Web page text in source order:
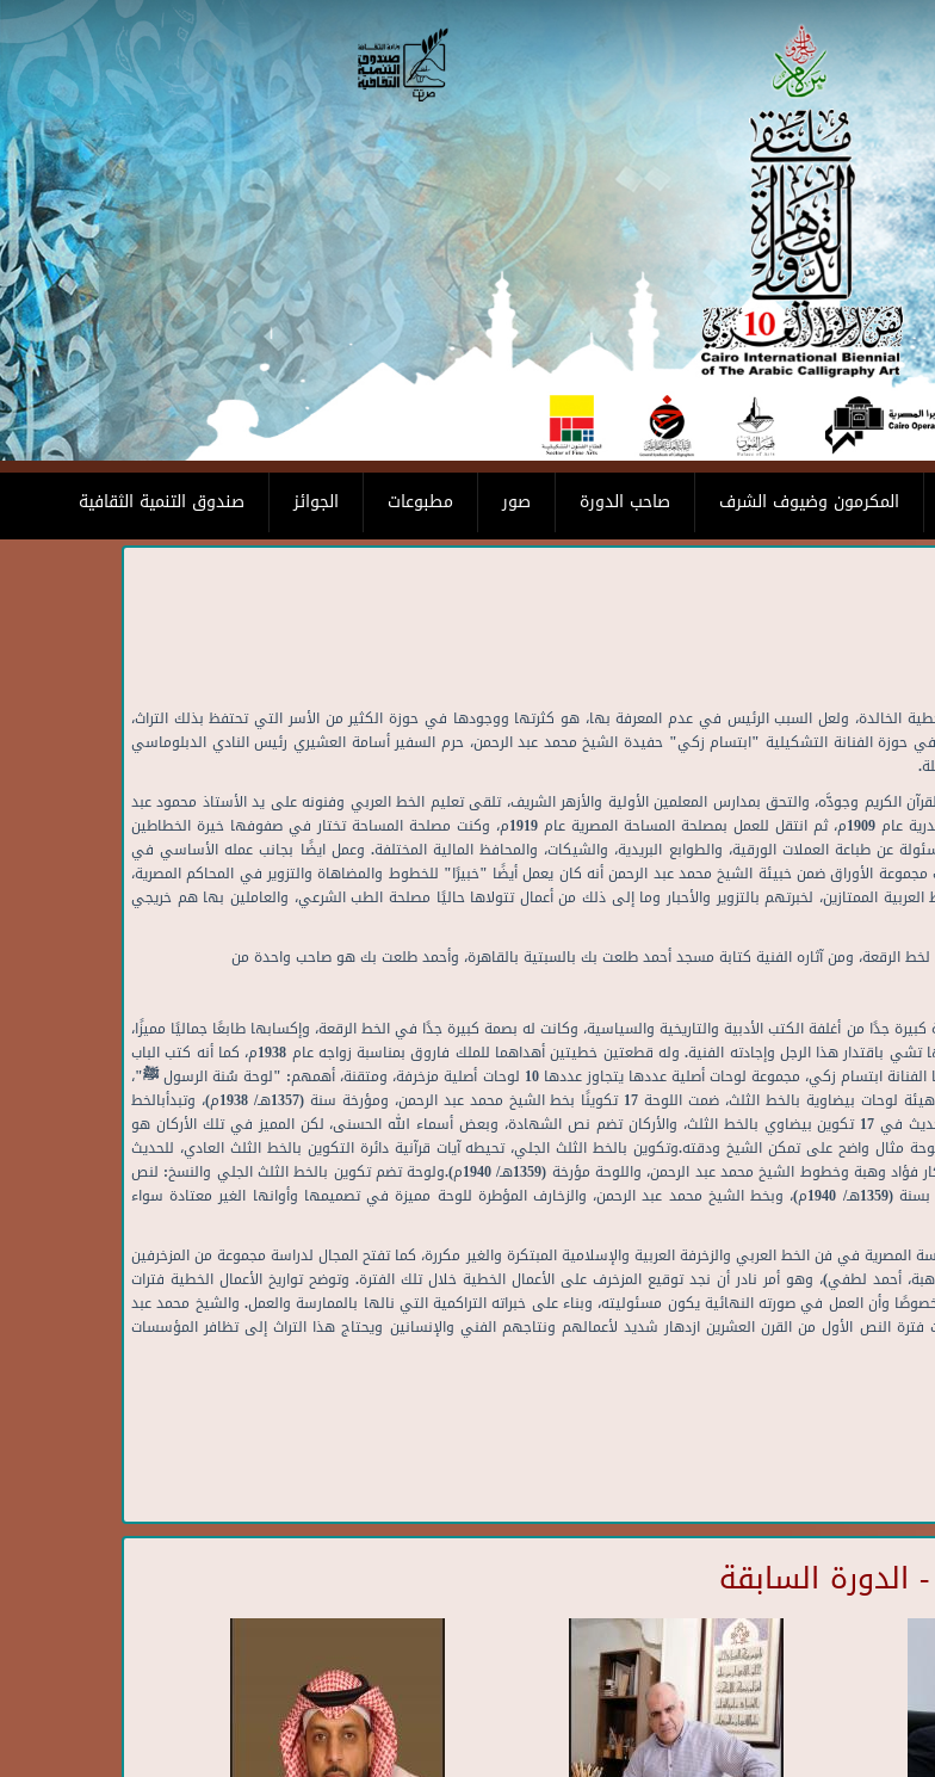
صندوق التنمية الثقافية الجوائز مطبوعات صور صاحب الدورة المكرمون وضيوف الشرف
الخالدة، ولعل السبب الرئيس في عدم المعرفة بها، هو كثرتها ووجودها في حوزة الكثير من الأسر التي تحتفظ بذلك التراث،
الفنانة التشكيلية "ابتسام زكي" حفيدة الشيخ محمد عبد الرحمن، حرم السفير أسامة العشيري رئيس النادي الدبلوماسي
بني سويف، وحفظ القرآن الكريم وجودَّه، والتحق بمدارس المعلمين الأولية والأزهر الشريف، تلقى تعليم الخط العربي وفنونه على يد الأستاذ محمود عبد
الرازق والشيخ عبد الغني عجور، ثن عُين مدرسًا للخط العربي بالمعهد الأزهري بالإسكندرية عام 1909م، ثم انتقل للعمل بمصلحة المساحة المصرية عام 1919م، وكنت مصلحة المساحة تختار في صفوفها خيرة الخطاطين
عن طباعة العملات الورقية، والطوابع البريدية، والشيكات، والمحافظ المالية المختلفة. وعمل ايضًا بجانب عمله الأساسي في
الأوراق ضمن خبيئة الشيخ محمد عبد الرحمن أنه كان يعمل أيضًا "خبيرًا" للخطوط والمضاهاة والتزوير في المحاكم المصرية،
الممتازين، لخبرتهم بالتزوير والأحبار وما إلى ذلك من أعمال تتولاها حاليًا مصلحة الطب الشرعي، والعاملين بها هم خريجي
الرقعة، ومن آثاره الفنية كتابة مسجد أحمد طلعت بك بالسبتية بالقاهرة، وأحمد طلعت بك هو صاحب واحدة من
جدًا من أغلفة الكتب الأدبية والتاريخية والسياسية، وكانت له بصمة كبيرة جدًا في الخط الرقعة، وإكسابها طابعًا جماليًا مميزًا،
ولعل القطعة الخطية " الحكمة والإسكندر" وعلى الرغم من كونها سطور قليلة إلا أنها تشي باقتدار هذا الرجل وإجادته الفنية. وله قطعتين خطيتين أهداهما للملك فاروق بمناسبة زواجه عام 1938م، كما أنه كتب الباب
البحري لسراي الأمير محمد علي، وتوفي عام 1950م. تتكون المجموعة التي كشفت عنها الفنانة ابتسام زكي، مجموعة لوحات أصلية عددها يتجاوز عددها 10 لوحات أصلية مزخرفة، ومتقنة، أهمهم: "لوحة سُنة الرسول ﷺ"،
وهي تضم حديث نبوي شريف عن الأمام علي كرم الله وجهه، وهي بخط الثلث على هيئة لوحات بيضاوية بالخط الثلث، ضمت اللوحة 17 تكوينًا بخط الشيخ محمد عبد الرحمن، ومؤرخة سنة (1357هـ/ 1938م)، وتبدأبالخط
الجلي الديواني بنص "حديث نبوي شريف"، ثم رواية الحديث بالخط الإجازة، ثم نص الحديث في 17 تكوين بيضاوي بالخط الثلث، والأركان تضم نص الشهادة، وبعض أسماء الله الحسنى، لكن المميز في تلك الأركان هو
مثال واضح على تمكن الشيخ ودقته.وتكوين بالخط الثلث الجلي، تحيطه آيات قرآنية دائرة التكوين بالخط الثلث العادي، للحديث
الشريف: "إنما بعثت لأتمم مكارم الاخلاق"، والتصميم على هيئة دوائر وزخارف من ابتكار فؤاد وهبة وخطوط الشيخ محمد عبد الرحمن، واللوحة مؤرخة (1359هـ/ 1940م).ولوحة تضم تكوين بالخط الثلث الجلي والنسخ: لنص
حديث الرسول ﷺ "حجوا قبل أن لا تحجوا"، وبقية الحديث بخط النسخ، واللوحة مؤرخة بسنة (1359هـ/ 1940م)، وبخط الشيخ محمد عبد الرحمن، والزخارف المؤطرة للوحة مميزة في تصميمها وأوانها الغير معتادة سواء
في فن الخط العربي والزخرفة العربية والإسلامية المبتكرة والغير مكررة، كما تفتح المجال لدراسة مجموعة من المزخرفين
أحمد لطفي)، وهو أمر نادر أن نجد توقيع المزخرف على الأعمال الخطية خلال تلك الفترة. وتوضح تواريخ الأعمال الخطية فترات
خصوصًا وأن العمل في صورته النهائية يكون مسئوليته، وبناء على خبراته التراكمية التي نالها بالممارسة والعمل. والشيخ محمد عبد
النص الأول من القرن العشرين ازدهار شديد لأعمالهم ونتاجهم الفني والإنسانين ويحتاج هذا التراث إلى تظافر المؤسسات
السابقة